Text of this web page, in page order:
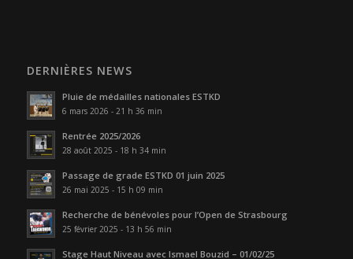
DERNIÈRES NEWS
Pluie de médailles nationales ESTKD
6 mars 2026 - 21 h 36 min
Rentrée 2025/2026
28 août 2025 - 18 h 34 min
Passage de grade ESTKD 01 juin 2025
26 mai 2025 - 15 h 09 min
Recherche de bénévoles pour l’Open de Strasbourg
25 février 2025 - 13 h 56 min
Stage Haut Niveau avec Ismael Bouzid – 01/02/25